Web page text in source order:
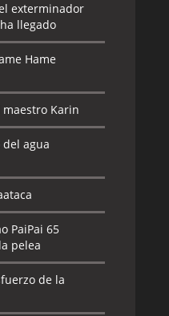
exterminador
llegado
Hame
Karin
del agua
PaiPai 65
pelea
de la